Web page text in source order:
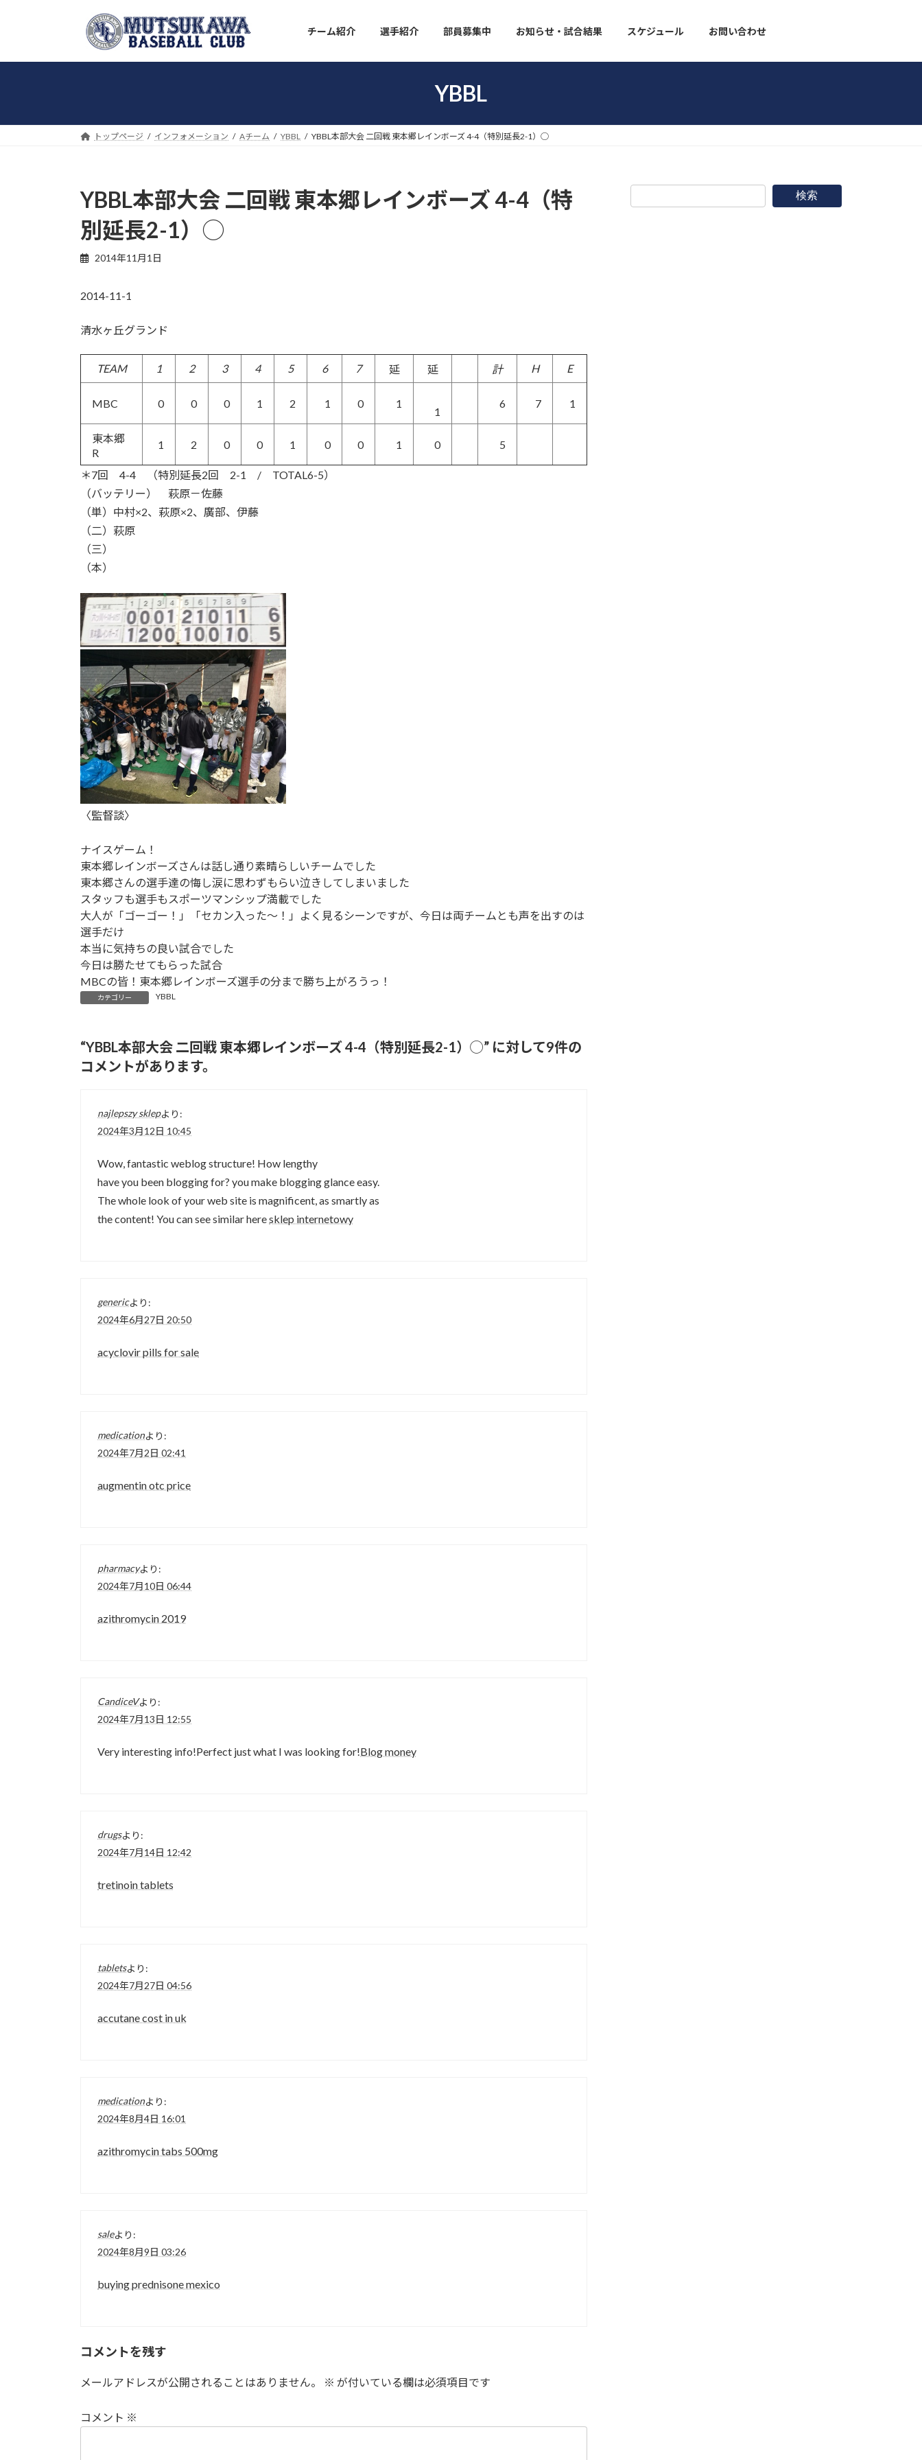
キ
に
チーム紹介 選手紹介 部員募集中 お知らせ・試合結果 スケジュール お問い合わせ
YBBL
トップページ インフォメーション Aチーム YBBL YBBL本部大会 二回戦 東本郷レインボーズ 4-4（特別延長2-1）◯
YBBL本部大会 二回戦 東本郷レインボーズ 4-4（特
別延長2-1）◯
2014年11月1日
2014-11-1
清水ヶ丘グランド
TEAM 1 2 3 4 5 6 7 延 延 計 H E
MBC 0 0 0 1 2 1 0 1
1
6 7 1
東本郷
R
1 2 0 0 1 0 0 1 0 5
＊7回 4-4 （特別延長2回 2-1 / TOTAL6-5）
（バッテリー） 萩原－佐藤
（単）中村×2、萩原×2、廣部、伊藤
（二）萩原
（三）
（本）
〈監督談〉
ナイスゲーム！
東本郷レインボーズさんは話し通り素晴らしいチームでした
東本郷さんの選手達の悔し涙に思わずもらい泣きしてしまいました
スタッフも選手もスポーツマンシップ満載でした
大人が「ゴーゴー！」「セカン入った～！」よく見るシーンですが、今日は両チームとも声を出すのは
選手だけ
本当に気持ちの良い試合でした
今日は勝たせてもらった試合
MBCの皆！東本郷レインボーズ選手の分まで勝ち上がろうっ！
カテゴリー YBBL
“YBBL本部大会 二回戦 東本郷レインボーズ 4-4（特別延長2-1）◯” に対して9件の
コメントがあります。
najlepszy sklepより:
2024年3月12日 10:45
Wow, fantastic weblog structure! How lengthy
have you been blogging for? you make blogging glance easy.
The whole look of your web site is magnificent, as smartly as
the content! You can see similar heresklep internetowy
genericより:
2024年6月27日 20:50
acyclovir pills for sale
medicationより:
2024年7月2日 02:41
augmentin otc price
pharmacyより:
2024年7月10日 06:44
azithromycin 2019
CandiceVより:
2024年7月13日 12:55
Very interesting info!Perfect just what I was looking for!Blog money
drugsより:
2024年7月14日 12:42
tretinoin tablets
tabletsより:
2024年7月27日 04:56
accutane cost in uk
medicationより:
2024年8月4日 16:01
azithromycin tabs 500mg
saleより:
2024年8月9日 03:26
buying prednisone mexico
コメントを残す
メールアドレスが公開されることはありません。 ※ が付いている欄は必須項目です
コメント ※
検索